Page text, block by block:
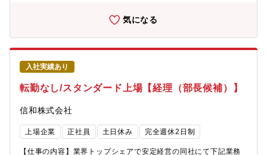
る機会が多く、法律知識を実例の中で活かすことができます。・
素直な気持ちと向上心があれば、会社に大きく貢献できるだけの
スキルと経験を得ることができます。【会社の魅力】・創業製品
の自動車のタイヤ用バルブコアは、タイヤバルブの心臓とも言え
る精密部品です。日本初の国産化から90年以上の製造実績がある
当社のバルブコアは現在国内シェア100％、海外50％を超える世
界No.1シェアを誇っており、国産車であれば全ての車、海外の車
でも2台に1台は当社のバルブコアを使用いただいております。
【配属組織】・人員構成：50代2名、40代2名、30代1名、20代1
名・平均年齢：45歳・「100年に一度の大変革期」と向き合い、
EV化に向け製品、軽量化ニーズ拡大に伴う超ハイテンプレス加工
を中心とした生産増加に向けて、新工場を建設し事業の競争力強
化に取り組んでいます。【会社の魅力】・創業製品の自動車のタ
気になる
入社実績あり
転勤なし/スタンダード上場【経理（部長候補）】
信和株式会社
上場企業 正社員 土日休み 完全週休2日制
【仕事の内容】業界トップシェアで安定経営の同社にて下記業務